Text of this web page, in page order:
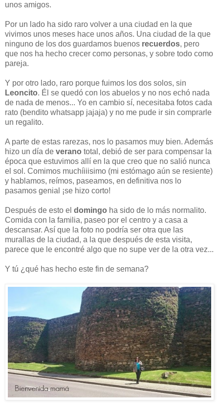
unos amigos.
Por un lado ha sido raro volver a una ciudad en la que
vivimos unos meses hace unos años. Una ciudad de la que
ninguno de los dos guardamos buenos recuerdos, pero
que nos ha hecho crecer como personas, y sobre todo como
pareja.
Y por otro lado, raro porque fuimos los dos solos, sin
Leoncito. Él se quedó con los abuelos y no nos echó nada
de nada de menos... Yo en cambio sí, necesitaba fotos cada
rato (bendito whatsapp jajaja) y no me pude ir sin comprarle
un regalito.
A parte de estas rarezas, nos lo pasamos muy bien. Además
hizo un día de verano total, debió de ser para compensar la
época que estuvimos allí en la que creo que no salió nunca
el sol. Comimos muchíiiisimo (mi estómago aún se resiente)
y hablamos, reímos, paseamos, en definitiva nos lo
pasamos genial ¡se hizo corto!
Después de esto el domingo ha sido de lo más normalito.
Comida con la familia, paseo por el centro y a casa a
descansar. Así que la foto no podría ser otra que las
murallas de la ciudad, a la que después de esta visita,
parece que le encontré algo que no supe ver de la otra vez...
Y tú ¿qué has hecho este fin de semana?